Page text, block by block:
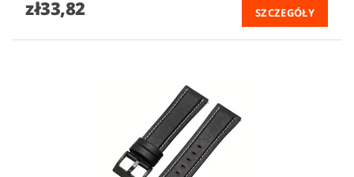
zł33,82 SZCZEGÓŁY